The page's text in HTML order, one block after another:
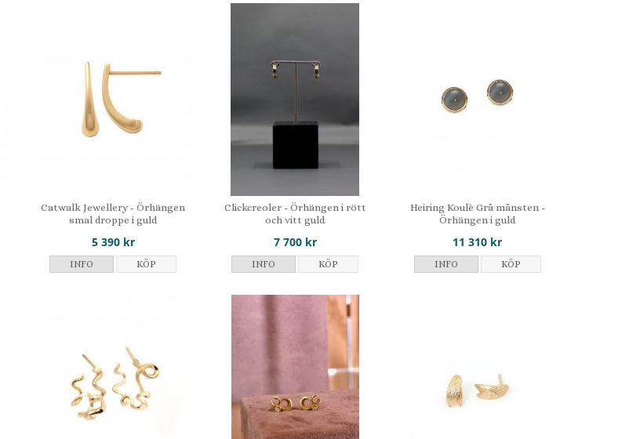
Catwalk Jewellery - Örhängen
smal droppe i guld
5 390 kr
INFO KÖP
Clickcreoler - Örhängen i rött
och vitt guld
7 700 kr
INFO KÖP
Heiring Koulè Grå månsten -
Örhängen i guld
11 310 kr
INFO KÖP